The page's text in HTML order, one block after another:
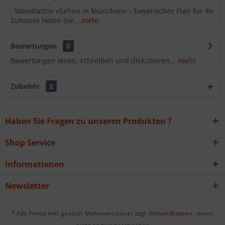
Wandtattoo «Sehen in München» – bayerisches Flair für Ihr
Zuhause Holen Sie... mehr
Bewertungen
0
Bewertungen lesen, schreiben und diskutieren... mehr
Zubehör 2
Haben Sie Fragen zu unseren Produkten ?
Shop Service
Informationen
Newsletter
* Alle Preise inkl. gesetzl. Mehrwertsteuer zzgl. Versandkosten , wenn